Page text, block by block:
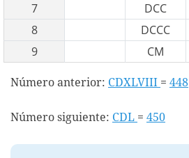
7
DCC
8
DCCC
9
CM
Número anterior: CDXLVIII = 448
Número siguiente: CDL = 450